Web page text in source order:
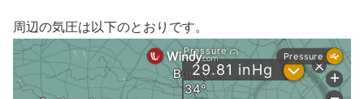
周辺の気圧は以下のとおりです。